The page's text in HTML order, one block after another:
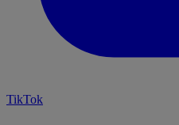
TikTok